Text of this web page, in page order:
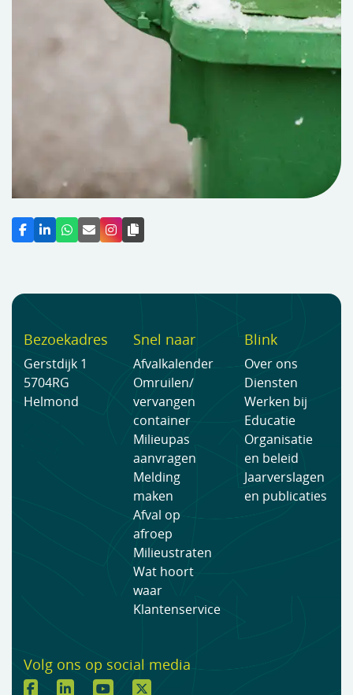
Bezoekadres
Gerstdijk 1
5704RG
Helmond
Snel naar
Afvalkalender
Omruilen/
vervangen
container
Milieupas
aanvragen
Melding
maken
Afval op
afroep
Milieustraten
Wat hoort
waar
Klantenservice
Blink
Over ons
Diensten
Werken bij
Educatie
Organisatie
en beleid
Jaarverslagen
en publicaties
Volg ons op social media